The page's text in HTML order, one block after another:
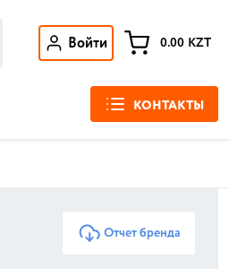
Войти 0.00 KZT
КОНТАКТЫ
Отчет бренда